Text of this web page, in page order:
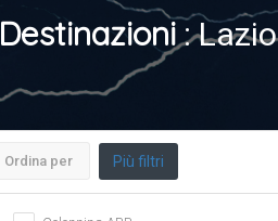
Destinazioni: Lazio
Ordina per Più filtri